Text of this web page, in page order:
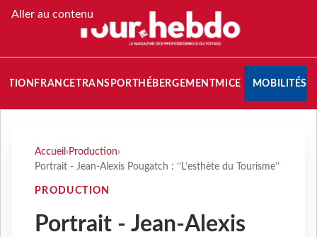
Aller au contenu
FRANCETRANSPORT HÉBERGEMENTMICE MOBILITÉS
Accueil › Production›
Portrait - Jean-Alexis Pougatch : ‘’L’esthète du Tourisme’’
PRODUCTION
Portrait - Jean-Alexis